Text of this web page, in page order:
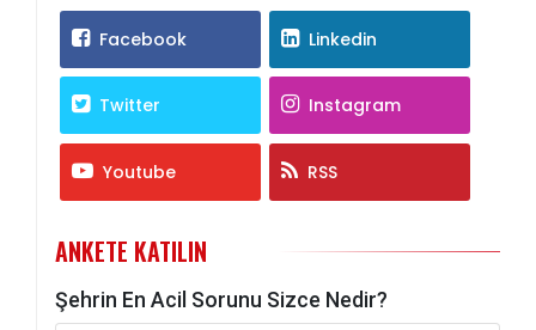
Facebook Linkedin
Twitter Instagram
Youtube RSS
ANKETE KATILIN
Şehrin En Acil Sorunu Sizce Nedir?